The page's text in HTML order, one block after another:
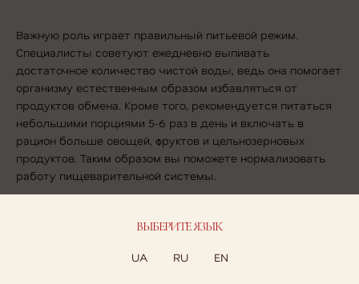
Важную роль играет правильный питьевой режим.
Специалисты советуют ежедневно выпивать
достаточное количество чистой воды, ведь она помогает
организму естественным образом избавляться от
продуктов обмена. Кроме того, рекомендуется питаться
небольшими порциями 5-6 раз в день и включать в
рацион больше овощей, фруктов и цельнозерновых
продуктов. Таким образом вы поможете нормализовать
работу пищеварительной системы.
ВЫБЕРИТЕ ЯЗЫК
UA RU EN